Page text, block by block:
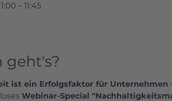
– 11:45
geht's?
ist ein Erfolgsfaktor für Unternehmen
Webinar-Special